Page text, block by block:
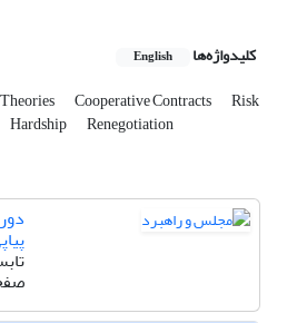
کلیدواژه‌ها English
Cooperative Contracts Risk
Hardship Renegotiation